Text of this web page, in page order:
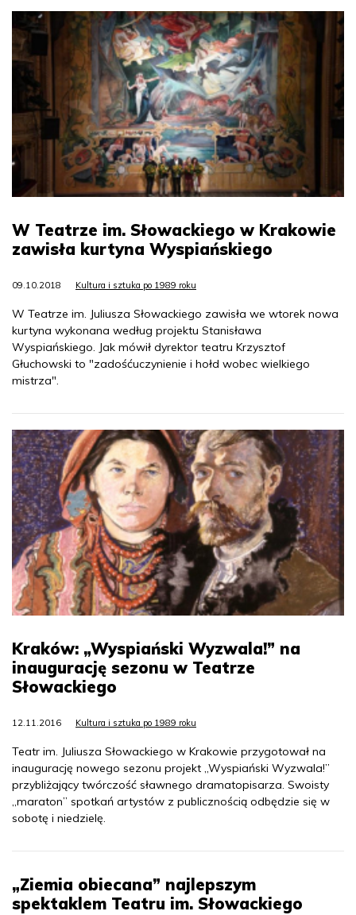
W Teatrze im. Słowackiego w Krakowie
zawisła kurtyna Wyspiańskiego
09.10.2018 Kultura i sztuka po 1989 roku
W Teatrze im. Juliusza Słowackiego zawisła we wtorek nowa
kurtyna wykonana według projektu Stanisława
Wyspiańskiego. Jak mówił dyrektor teatru Krzysztof
Głuchowski to "zadośćuczynienie i hołd wobec wielkiego
mistrza".
Kraków: „Wyspiański Wyzwala!” na
inaugurację sezonu w Teatrze
Słowackiego
12.11.2016 Kultura i sztuka po 1989 roku
Teatr im. Juliusza Słowackiego w Krakowie przygotował na
inaugurację nowego sezonu projekt „Wyspiański Wyzwala!”
przybliżający twórczość sławnego dramatopisarza. Swoisty
„maraton” spotkań artystów z publicznością odbędzie się w
sobotę i niedzielę.
„Ziemia obiecana” najlepszym
spektaklem Teatru im. Słowackiego